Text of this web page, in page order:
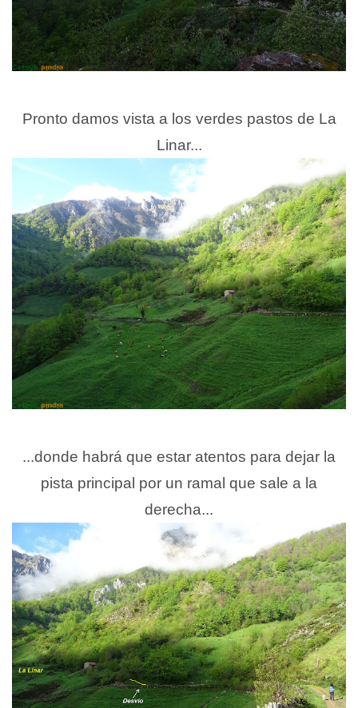
Pronto damos vista a los verdes pastos de La
Linar...
...donde habrá que estar atentos para dejar la
pista principal por un ramal que sale a la
derecha...